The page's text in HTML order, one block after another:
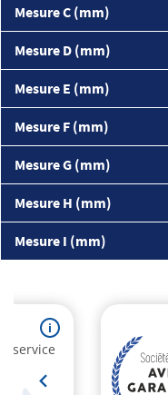
Mesure C (mm)
Mesure D (mm)
Mesure E (mm)
Mesure F (mm)
Mesure G (mm)
Mesure H (mm)
Mesure I (mm)